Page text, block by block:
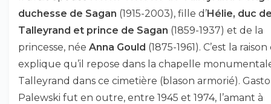
duchesse de Sagan (1915-2003), fille d’Hélie, duc
Talleyrand et prince de Sagan (1859-1937) et de la
princesse, née Anna Gould (1875-1961). C’est la
explique qu’il repose dans la chapelle
Talleyrand dans ce cimetière (blason armorié).
Palewski fut en outre, entre 1945 et 1974, l’amant à